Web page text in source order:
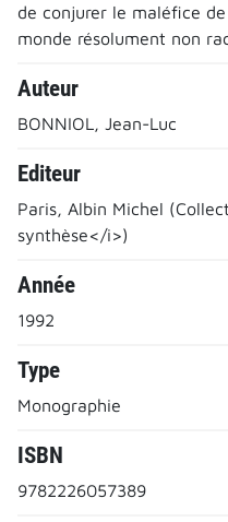
de conjurer le maléfice
monde résolument non
Auteur
BONNIOL, Jean-Luc
Editeur
Paris, Albin Michel
synthèse</i>)
Année
1992
Type
Monographie
ISBN
9782226057389